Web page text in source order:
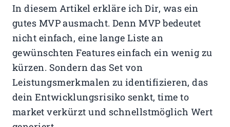
In diesem Artikel erkläre ich Dir, was ein
gutes MVP ausmacht. Denn MVP bedeutet
nicht einfach, eine lange Liste an
gewünschten Features einfach ein wenig zu
kürzen. Sondern das Set von
Leistungsmerkmalen zu identifizieren, das
dein Entwicklungsrisiko senkt, time to
market verkürzt und schnellstmöglich Wert